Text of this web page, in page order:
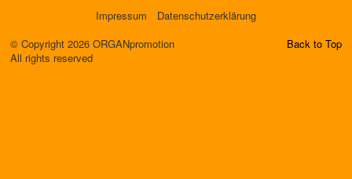
Impressum
Datenschutzerklärung
© Copyright 2026 ORGANpromotion
All rights reserved
Back to Top